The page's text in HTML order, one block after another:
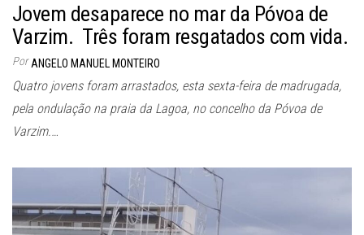
Jovem desaparece no mar da Póvoa de
Varzim. Três foram resgatados com vida.
Por ANGELO MANUEL MONTEIRO
Quatro jovens foram arrastados, esta sexta-feira de madrugada,
pela ondulação na praia da Lagoa, no concelho da Póvoa de
Varzim.…